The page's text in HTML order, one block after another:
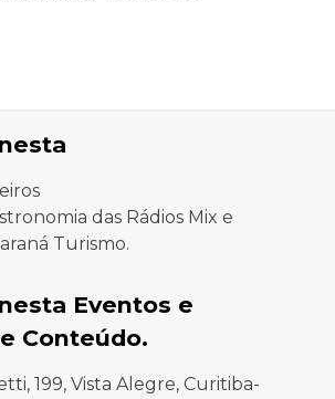
das Rádios Mix e
Turismo.
Eventos e
Conteúdo.
199, Vista Alegre, Curitiba-